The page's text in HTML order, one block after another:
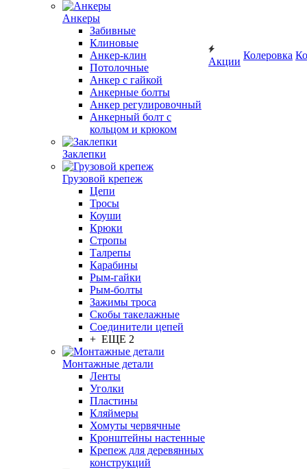
Анкеры
Забивные
Клиновые
Анкер-клин
Потолочные
Анкер с гайкой
Анкерные болты
Анкер регулировочный
Анкерный болт с
кольцом и крюком
Заклепки
Грузовой крепеж
Цепи
Тросы
Коуши
Крюки
Стропы
Талрепы
Карабины
Рым-гайки
Рым-болты
Зажимы троса
Скобы такелажные
Соединители цепей
+ ЕЩЕ 2
Монтажные детали
Ленты
Уголки
Пластины
Кляймеры
Хомуты червячные
Кронштейны настенные
Крепеж для деревянных
конструкций
Акции
Колеровка